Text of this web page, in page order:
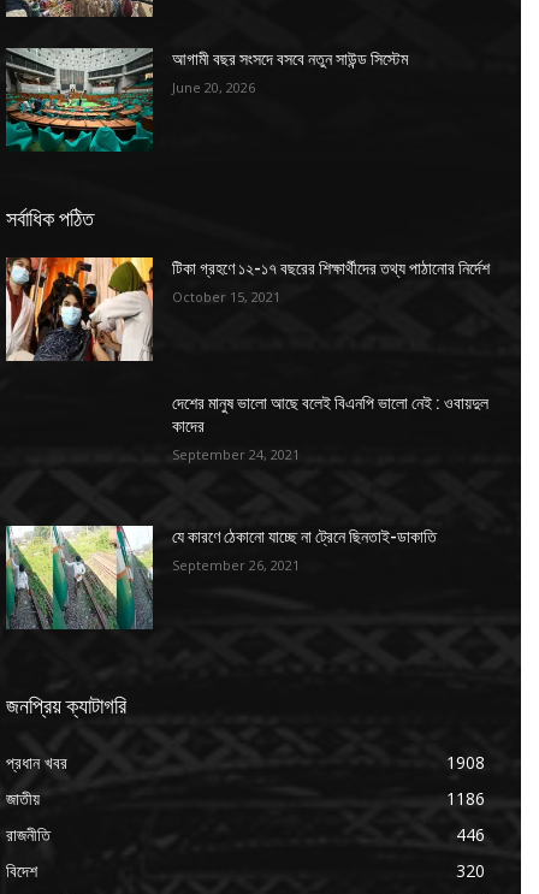
আগামী বছর সংসদে বসবে নতুন সাউন্ড সিস্টেম
June 20, 2026
সর্বাধিক পঠিত
টিকা গ্রহণে ১২-১৭ বছরের শিক্ষার্থীদের তথ্য পাঠানোর নির্দেশ
October 15, 2021
দেশের মানুষ ভালো আছে বলেই বিএনপি ভালো নেই : ওবায়দুল
কাদের
September 24, 2021
যে কারণে ঠেকানো যাচ্ছে না ট্রেনে ছিনতাই-ডাকাতি
September 26, 2021
জনপ্রিয় ক্যাটাগরি
প্রধান খবর
1908
জাতীয়
1186
রাজনীতি
446
বিদেশ
320